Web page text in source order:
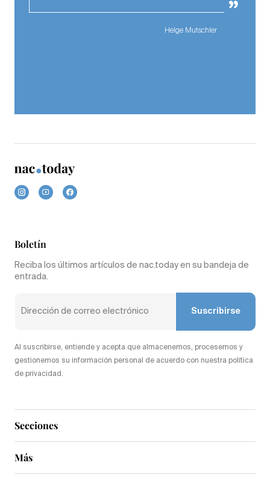
Helge Mutschler
Secciones
Más
Boletín
Reciba los últimos artículos de nac.today en su bandeja de
entrada.
Suscribirse
Al suscribirse, entiende y acepta que almacenemos, procesemos y
gestionemos su información personal de acuerdo con nuestra política
de privacidad.